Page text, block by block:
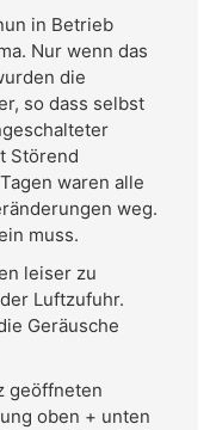
in Betrieb
Nur wenn das
die
so dass selbst
Störend
waren alle
weg.
muss.
leiser zu
Luftzufuhr.
Geräusche
geöffneten
oben + unten